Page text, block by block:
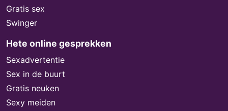
Gratis sex
Swinger
Hete online gesprekken
Sexadvertentie
Sex in de buurt
Gratis neuken
Sexy meiden